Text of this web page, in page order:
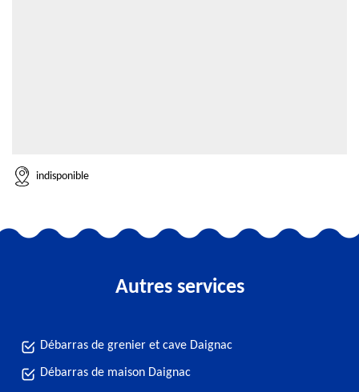
indisponible
Autres services
Débarras de grenier et cave Daignac
Débarras de maison Daignac